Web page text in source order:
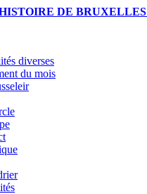
DE BRUXELLES
diverses
du mois